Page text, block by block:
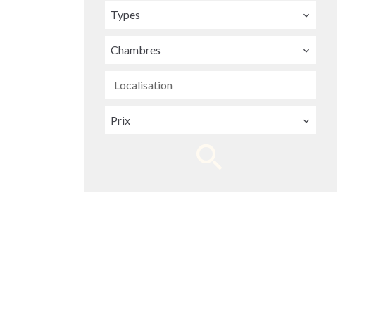
Types
Chambres
Localisation
Prix